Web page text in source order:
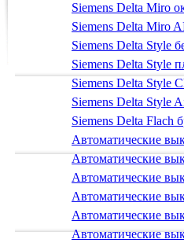
Siemens Delta Miro
Siemens Delta Miro
Siemens Delta Style
Siemens Delta Style
Siemens Delta Style
Siemens Delta Style
Siemens Delta Flach
Автоматические
Автоматические
Автоматические
Автоматические
Автоматические
Автоматические